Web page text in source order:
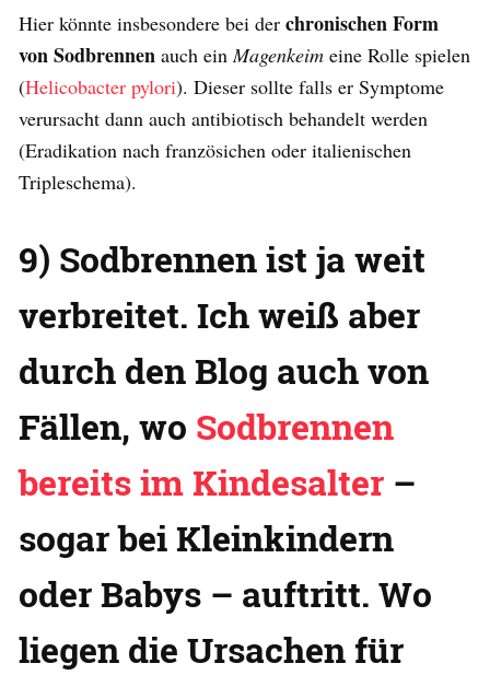
Hier könnte insbesondere bei der chronischen Form
von Sodbrennen auch einMagenkeim eine Rolle spielen
(Helicobacter pylori). Dieser sollte falls er Symptome
verursacht dann auch antibiotisch behandelt werden
(Eradikation nach französichen oder italienischen
Tripleschema).
9) Sodbrennen ist ja weit
verbreitet. Ich weiß aber
durch den Blog auch von
Fällen, wo Sodbrennen
bereits im Kindesalter –
sogar bei Kleinkindern
oder Babys – auftritt. Wo
liegen die Ursachen für